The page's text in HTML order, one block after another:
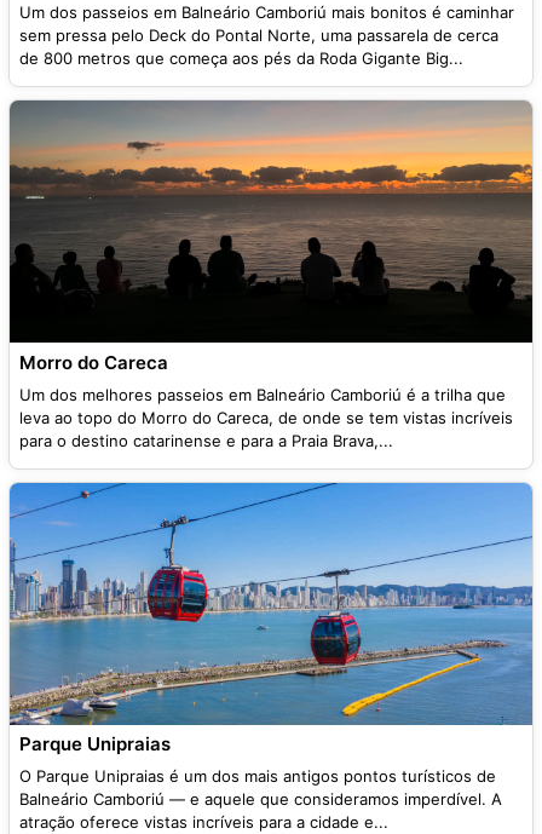
Um dos passeios em Balneário Camboriú mais bonitos é caminhar
sem pressa pelo Deck do Pontal Norte, uma passarela de cerca
de 800 metros que começa aos pés da Roda Gigante Big...
Morro do Careca
Um dos melhores passeios em Balneário Camboriú é a trilha que
leva ao topo do Morro do Careca, de onde se tem vistas incríveis
para o destino catarinense e para a Praia Brava,...
Parque Unipraias
O Parque Unipraias é um dos mais antigos pontos turísticos de
Balneário Camboriú — e aquele que consideramos imperdível. A
atração oferece vistas incríveis para a cidade e...